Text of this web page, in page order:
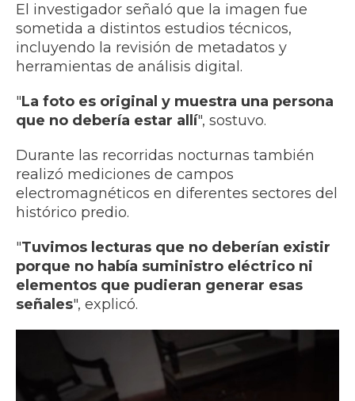
El investigador señaló que la imagen fue
sometida a distintos estudios técnicos,
incluyendo la revisión de metadatos y
herramientas de análisis digital.
"La foto es original y muestra una persona
que no debería estar allí", sostuvo.
Durante las recorridas nocturnas también
realizó mediciones de campos
electromagnéticos en diferentes sectores del
histórico predio.
"Tuvimos lecturas que no deberían existir
porque no había suministro eléctrico ni
elementos que pudieran generar esas
señales", explicó.